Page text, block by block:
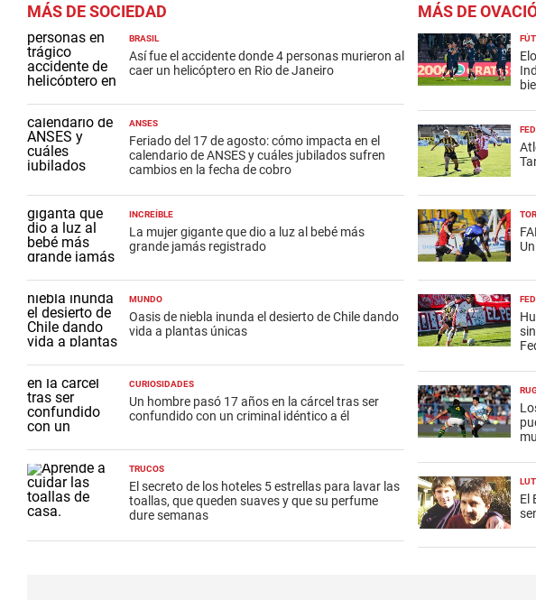
MÁS DE SOCIEDAD
BRASIL
Así fue el accidente donde 4 personas murieron al
caer un helicóptero en Rio de Janeiro
ANSES
Feriado del 17 de agosto: cómo impacta en el
calendario de ANSES y cuáles jubilados sufren
cambios en la fecha de cobro
INCREÍBLE
La mujer gigante que dio a luz al bebé más
grande jamás registrado
MUNDO
Oasis de niebla inunda el desierto de Chile dando
vida a plantas únicas
CURIOSIDADES
Un hombre pasó 17 años en la cárcel tras ser
confundido con un criminal idéntico a él
TRUCOS
El secreto de los hoteles 5 estrellas para lavar las
toallas, que queden suaves y que su perfume
dure semanas
MÁS DE
El